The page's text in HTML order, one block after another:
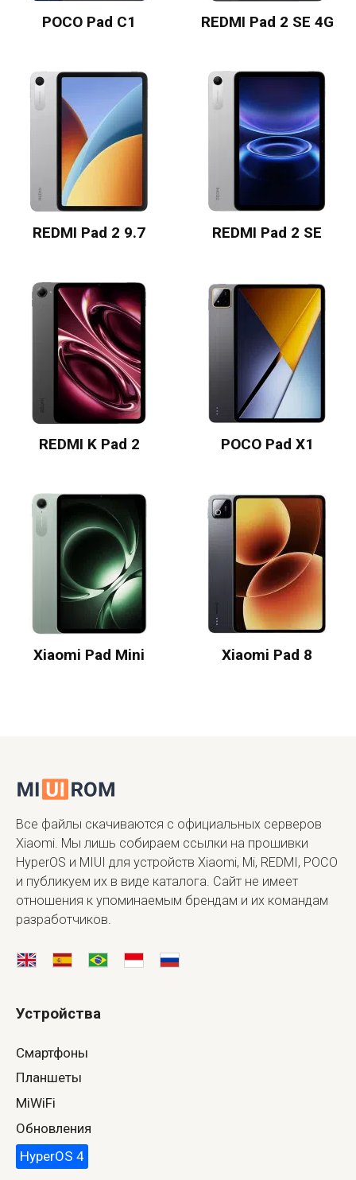
POCO Pad C1 REDMI Pad 2 SE 4G
REDMI Pad 2 9.7 REDMI Pad 2 SE
REDMI K Pad 2 POCO Pad X1
Xiaomi Pad Mini Xiaomi Pad 8
Все файлы скачиваются с официальных серверов
Xiaomi. Мы лишь собираем ссылки на прошивки
HyperOS и MIUI для устройств Xiaomi, Mi, REDMI, POCO
и публикуем их в виде каталога. Сайт не имеет
отношения к упоминаемым брендам и их командам
разработчиков.
Устройства
Смартфоны
Планшеты
MiWiFi
Обновления
HyperOS 4